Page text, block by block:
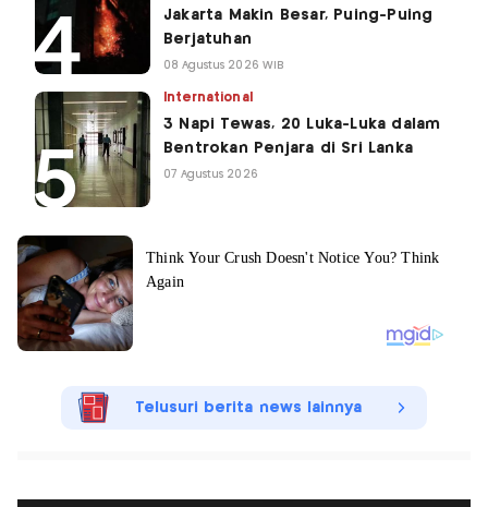
Jakarta Makin Besar, Puing-Puing
Berjatuhan
08 Agustus 2026 WIB
International
3 Napi Tewas, 20 Luka-Luka dalam
Bentrokan Penjara di Sri Lanka
07 Agustus 2026
Telusuri berita news lainnya